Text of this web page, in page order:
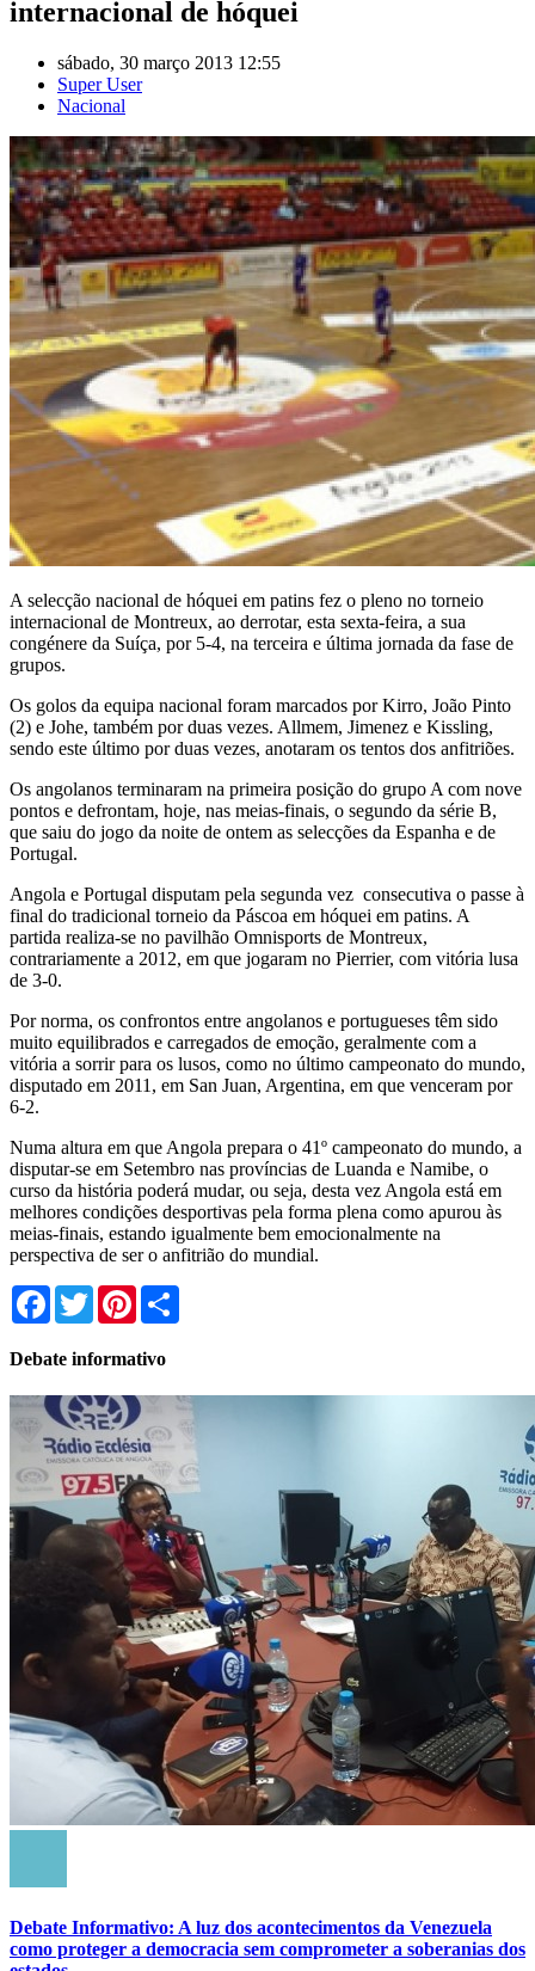
internacional de hóquei
sábado, 30 março 2013 12:55
Super User
Nacional
A selecção nacional de hóquei em patins fez o pleno no torneio
internacional de Montreux, ao derrotar, esta sexta-feira, a sua
congénere da Suíça, por 5-4, na terceira e última jornada da fase de
grupos.
Os golos da equipa nacional foram marcados por Kirro, João Pinto
(2) e Johe, também por duas vezes. Allmem, Jimenez e Kissling,
sendo este último por duas vezes, anotaram os tentos dos anfitriões.
Os angolanos terminaram na primeira posição do grupo A com nove
pontos e defrontam, hoje, nas meias-finais, o segundo da série B,
que saiu do jogo da noite de ontem as selecções da Espanha e de
Portugal.
Angola e Portugal disputam pela segunda vez consecutiva o passe à
final do tradicional torneio da Páscoa em hóquei em patins. A
partida realiza-se no pavilhão Omnisports de Montreux,
contrariamente a 2012, em que jogaram no Pierrier, com vitória lusa
de 3-0.
Por norma, os confrontos entre angolanos e portugueses têm sido
muito equilibrados e carregados de emoção, geralmente com a
vitória a sorrir para os lusos, como no último campeonato do mundo,
disputado em 2011, em San Juan, Argentina, em que venceram por
6-2.
Numa altura em que Angola prepara o 41º campeonato do mundo, a
disputar-se em Setembro nas províncias de Luanda e Namibe, o
curso da história poderá mudar, ou seja, desta vez Angola está em
melhores condições desportivas pela forma plena como apurou às
meias-finais, estando igualmente bem emocionalmente na
perspectiva de ser o anfitrião do mundial.
Facebook
TwitterPinterest
Debate informativo
Debate Informativo: A luz dos acontecimentos da Venezuela
como proteger a democracia sem comprometer a soberanias dos